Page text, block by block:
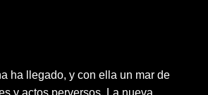
ha llegado, y con ella un mar de